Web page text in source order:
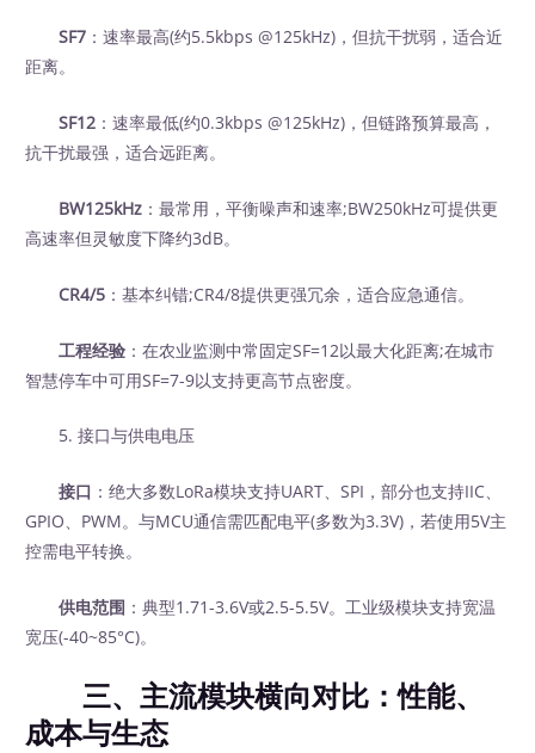
SF7 ：速率最高(约5.5kbps @125kHz)，但抗干扰弱，适合近
距离。
SF12 ：速率最低(约0.3kbps @125kHz)，但链路预算最高，
抗干扰最强，适合远距离。
BW125kHz ：最常用，平衡噪声和速率;BW250kHz可提供更
高速率但灵敏度下降约3dB。
CR4/5 ：基本纠错;CR4/8提供更强冗余，适合应急通信。
工程经验 ：在农业监测中常固定SF=12以最大化距离;在城市
智慧停车中可用SF=7-9以支持更高节点密度。
5. 接口与供电电压
接口 ：绝大多数LoRa模块支持UART、SPI，部分也支持IIC、
GPIO、PWM。与MCU通信需匹配电平(多数为3.3V)，若使用5V主
控需电平转换。
供电范围 ：典型1.71-3.6V或2.5-5.5V。工业级模块支持宽温
宽压(-40~85°C)。
三、主流模块横向对比：性能、
成本与生态